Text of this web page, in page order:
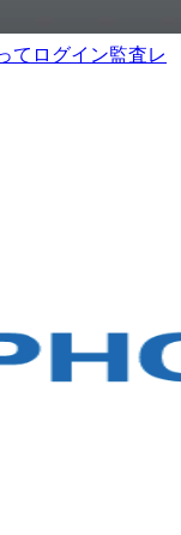
てログイン監査レ